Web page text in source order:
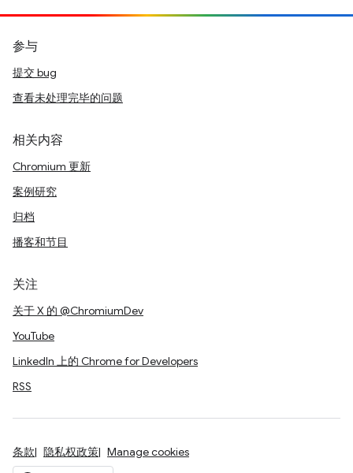
参与
提交 bug
查看未处理完毕的问题
相关内容
Chromium 更新
案例研究
归档
播客和节目
关注
关于 X 的 @ChromiumDev
YouTube
LinkedIn 上的 Chrome for Developers
RSS
条款 隐私权政策 Manage cookies